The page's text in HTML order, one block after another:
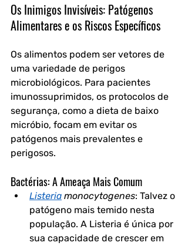
Os Inimigos Invisíveis: Patógenos
Alimentares e os Riscos Específicos
Os alimentos podem ser vetores de
uma variedade de perigos
microbiológicos. Para pacientes
imunossuprimidos, os protocolos de
segurança, como a dieta de baixo
micróbio, focam em evitar os
patógenos mais prevalentes e
perigosos.
Bactérias: A Ameaça Mais Comum
Listeria monocytogenes: Talvez o
patógeno mais temido nesta
população. A Listeria é única por
sua capacidade de crescer em